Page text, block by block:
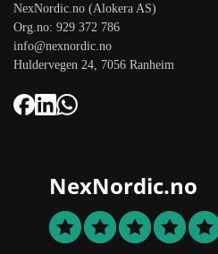
NexNordic.no (Alokera AS)
Org.no: 929 372 786
info@nexnordic.no
Huldervegen 24, 7056 Ranheim
NexNordic.no